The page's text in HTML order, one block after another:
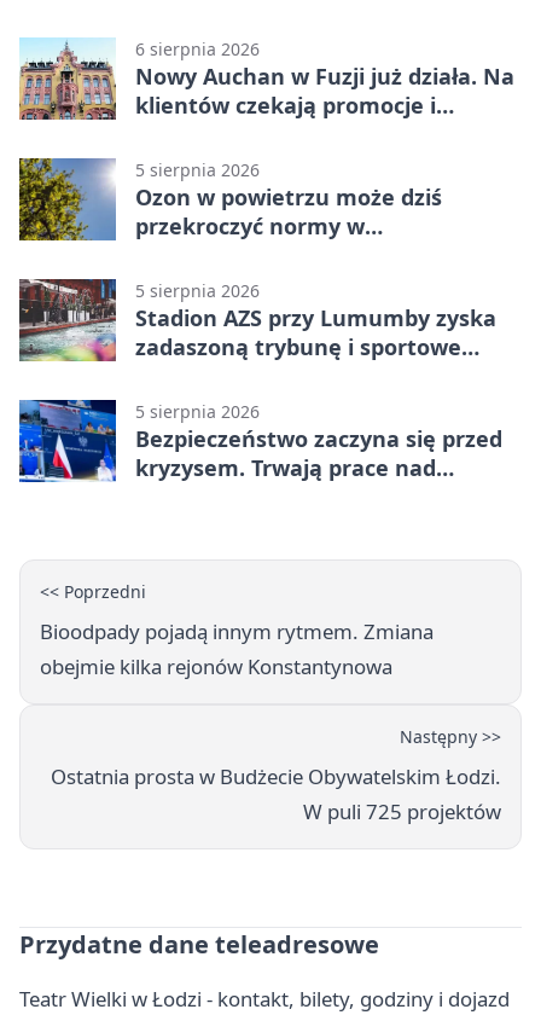
6 sierpnia 2026
Nowy Auchan w Fuzji już działa. Na
klientów czekają promocje i
5 sierpnia 2026
Ozon w powietrzu może dziś
przekroczyć normy w
5 sierpnia 2026
Stadion AZS przy Lumumby zyska
zadaszoną trybunę i sportowe
5 sierpnia 2026
Bezpieczeństwo zaczyna się przed
kryzysem. Trwają prace nad
<< Poprzedni
Bioodpady pojadą innym rytmem. Zmiana
obejmie kilka rejonów Konstantynowa
Następny >>
Ostatnia prosta w Budżecie Obywatelskim Łodzi.
W puli 725 projektów
Przydatne dane teleadresowe
Teatr Wielki w Łodzi - kontakt, bilety, godziny i dojazd